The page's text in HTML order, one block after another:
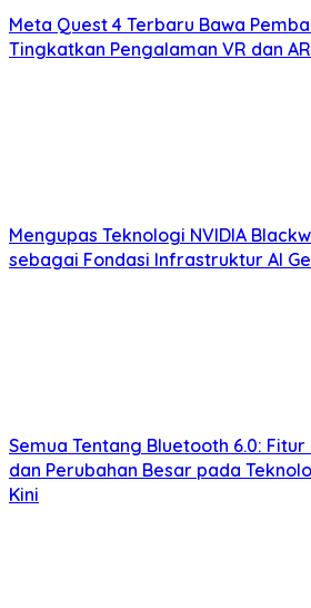
Meta Quest 4 Terbaru Bawa
Tingkatkan Pengalaman VR dan
Mengupas Teknologi NVIDIA
sebagai Fondasi Infrastruktur AI
Semua Tentang Bluetooth 6.0:
dan Perubahan Besar pada
Kini